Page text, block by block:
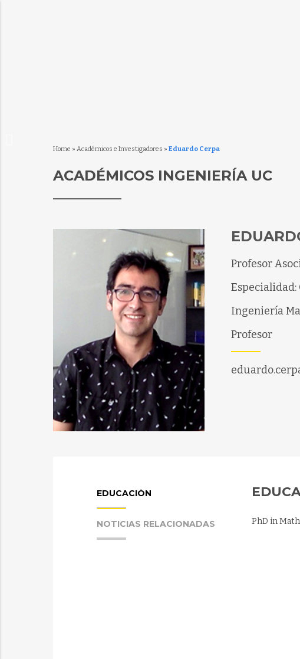
Home » Académicos e Investigadores » Eduardo Cerpa
ACADÉMICOS INGENIERÍA UC
Profesor
Especialidad:
Ingeniería
Profesor
EDUCACIÓN
NOTICIAS RELACIONADAS PhD in